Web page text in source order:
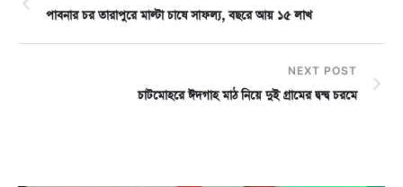
পাবনার চর তারাপুরে মাল্টা চাষে সাফল্য, বছরে আয় ১৫ লাখ
NEXT POST
চাটমোহরে ঈদগাহ মাঠ নিয়ে দুই গ্রামের দ্বন্দ্ব চরমে